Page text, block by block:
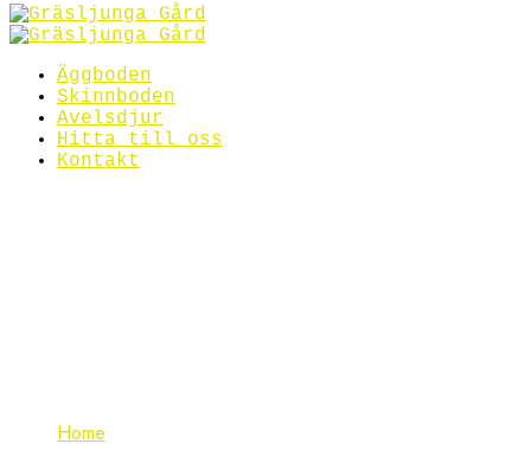
Äggboden
Skinnboden
Avelsdjur
Hitta till oss
Kontakt
Home